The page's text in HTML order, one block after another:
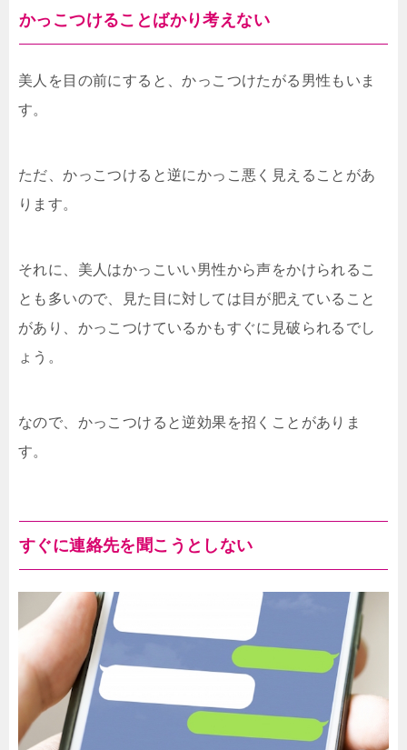
かっこつけることばかり考えない
美人を目の前にすると、かっこつけたがる男性もいま
す。
ただ、かっこつけると逆にかっこ悪く見えることがあ
ります。
それに、美人はかっこいい男性から声をかけられるこ
とも多いので、見た目に対しては目が肥えていること
があり、かっこつけているかもすぐに見破られるでし
ょう。
なので、かっこつけると逆効果を招くことがありま
す。
すぐに連絡先を聞こうとしない